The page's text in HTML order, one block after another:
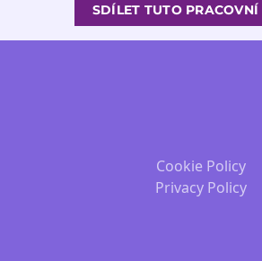
SDÍLET TUTO
Cookie Policy
Privacy Policy